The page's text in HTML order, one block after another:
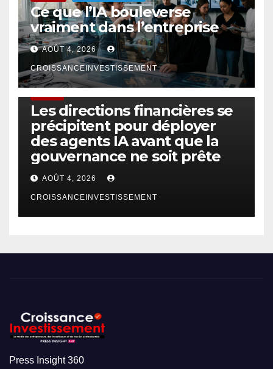
Ce que l’IA bouleverse
vraiment dans l’entreprise
AOÛT 4, 2026
CROISSANCEINVESTISSEMENT
Les directions financières se
précipitent pour déployer
des agents IA avant que la
gouvernance ne soit prête
AOÛT 4, 2026
CROISSANCEINVESTISSEMENT
Press Insight 360